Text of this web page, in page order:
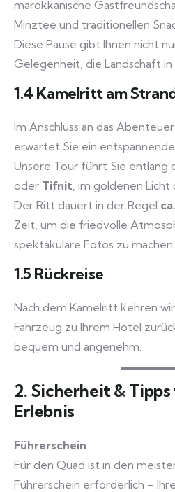
marokkanische
Minztee und traditionellen
Diese Pause gibt Ihnen nicht
Gelegenheit, die Landschaft in
1.4 Kamelritt am
Im Anschluss an das
erwartet Sie ein
Unsere Tour führt Sie entlang
oder Tifnit , im goldenen
Der Ritt dauert in der Regel
Zeit, um die friedvolle
spektakuläre Fotos zu machen.
1.5 Rückreise
Nach dem Kamelritt kehren
Fahrzeug zu Ihrem Hotel
bequem und angenehm.
2. Sicherheit &
Erlebnis
Führerschein
Für den Quad ist in den
Führerschein erforderlich –